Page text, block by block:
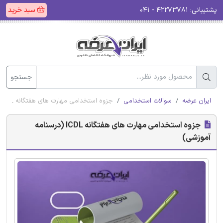
پشتیبانی: سبد خرید
جستجو
ایران عرضه سوالات استخدامی جزوه استخدامی مهارت های هفتگانه ICDL (درسنامه آموزشی)
جزوه استخدامی مهارت های هفتگانه ICDL (درسنامه
آموزشی)